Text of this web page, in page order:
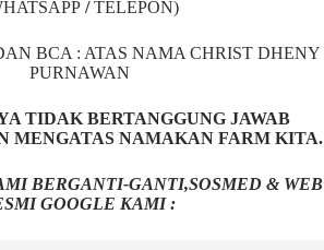
/TELEPON)
BCA : ATAS NAMA CHRIST DHENY
PURNAWAN
TIDAK BERTANGGUNG JAWAB
MENGATAS NAMAKAN FARM KITA.
BERGANTI-GANTI,SOSMED & WEB
GOOGLE KAMI :